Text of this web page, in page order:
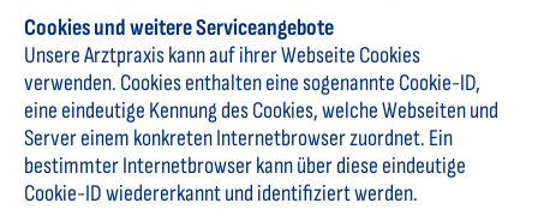
Cookies und weitere Serviceangebote
Unsere Arztpraxis kann auf ihrer Webseite Cookies
verwenden. Cookies enthalten eine sogenannte Cookie-ID,
eine eindeutige Kennung des Cookies, welche Webseiten und
Server einem konkreten Internetbrowser zuordnet. Ein
bestimmter Internetbrowser kann über diese eindeutige
Cookie-ID wiedererkannt und identifiziert werden.